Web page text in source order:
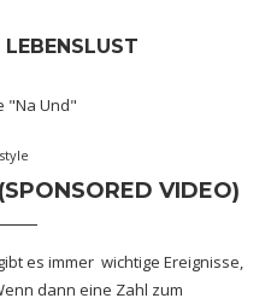
LEBENSLUST
VIDEO)
es immer wichtige Ereignisse,
dann eine Zahl zum